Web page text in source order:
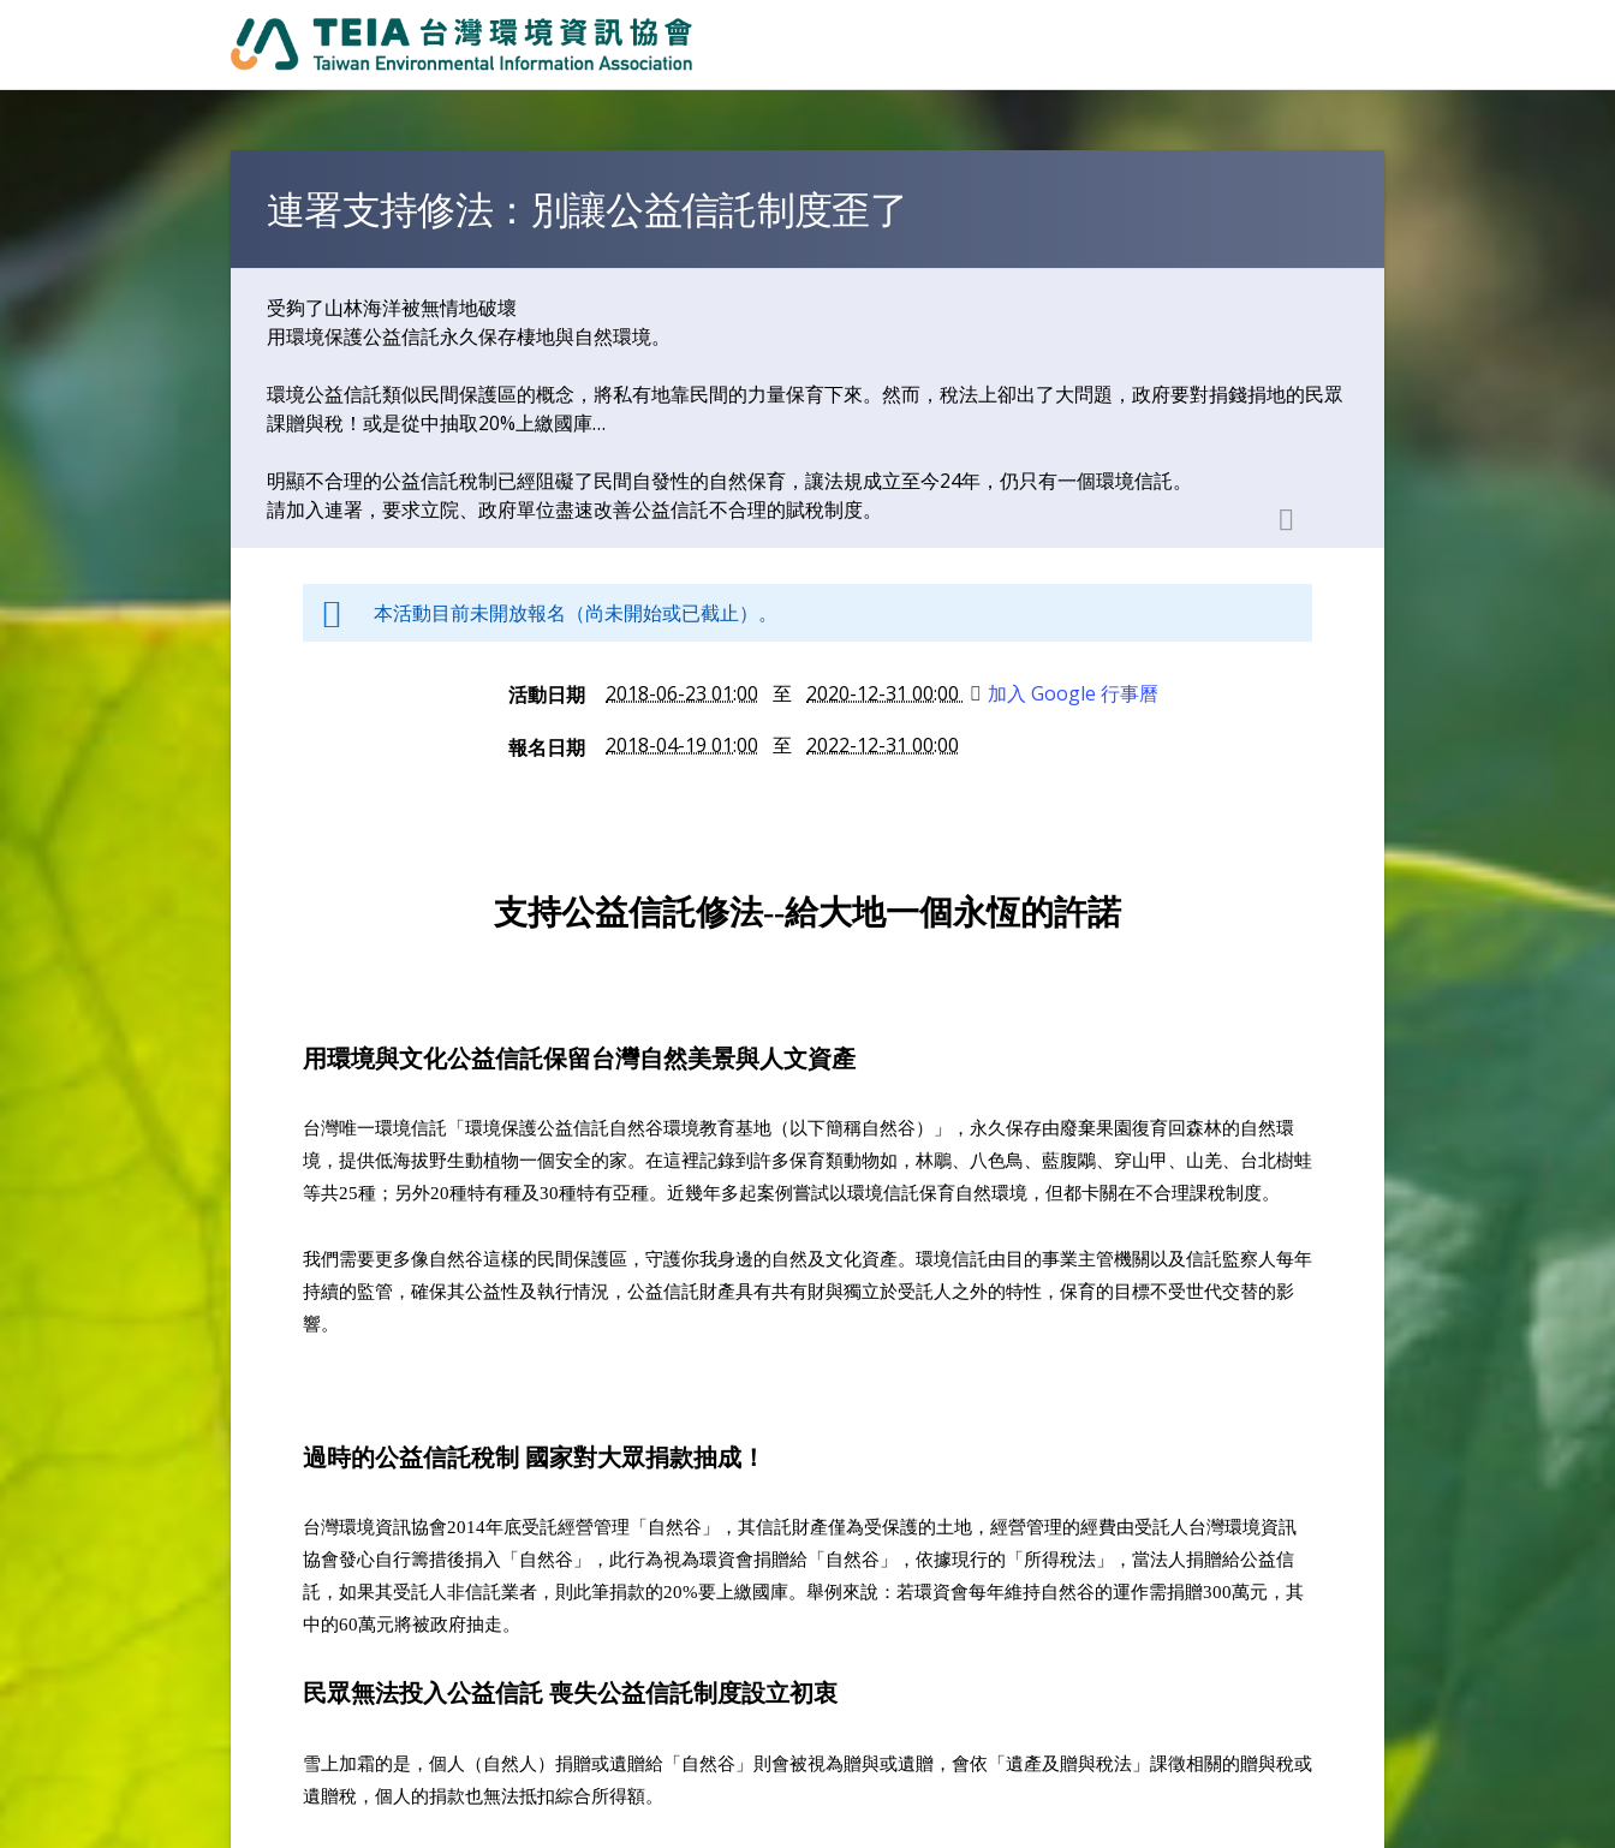
您在這裡
連署支持修法：別讓公益信託制度歪了
受夠了山林海洋被無情地破壞
用環境保護公益信託永久保存棲地與自然環境。
環境公益信託類似民間保護區的概念，將私有地靠民間的力量保育下來。然而，稅法上卻出了大問題，政府要對捐錢捐地的民眾
課贈與稅！或是從中抽取20%上繳國庫…
明顯不合理的公益信託稅制已經阻礙了民間自發性的自然保育，讓法規成立至今24年，仍只有一個環境信託。
請加入連署，要求立院、政府單位盡速改善公益信託不合理的賦稅制度。
本活動目前未開放報名（尚未開始或已截止）。
活動日期 2018-06-23 01:00 至 2020-12-31 00:00 加入 Google 行事曆
報名日期 2018-04-19 01:00 至 2022-12-31 00:00
支持公益信託修法--給大地一個永恆的許諾
用環境與文化公益信託保留台灣自然美景與人文資產
台灣唯一環境信託「環境保護公益信託自然谷環境教育基地（以下簡稱自然谷）」，永久保存由廢棄果園復育回森林的自然環
境，提供低海拔野生動植物一個安全的家。在這裡記錄到許多保育類動物如，林鵰、八色鳥、藍腹鷴、穿山甲、山羌、台北樹蛙
等共25種；另外20種特有種及30種特有亞種。近幾年多起案例嘗試以環境信託保育自然環境，但都卡關在不合理課稅制度。
我們需要更多像自然谷這樣的民間保護區，守護你我身邊的自然及文化資產。環境信託由目的事業主管機關以及信託監察人每年
持續的監管，確保其公益性及執行情況，公益信託財產具有共有財與獨立於受託人之外的特性，保育的目標不受世代交替的影
響。
過時的公益信託稅制 國家對大眾捐款抽成！
台灣環境資訊協會2014年底受託經營管理「自然谷」，其信託財產僅為受保護的土地，經營管理的經費由受託人台灣環境資訊
協會發心自行籌措後捐入「自然谷」，此行為視為環資會捐贈給「自然谷」，依據現行的「所得稅法」，當法人捐贈給公益信
託，如果其受託人非信託業者，則此筆捐款的20%要上繳國庫。舉例來說：若環資會每年維持自然谷的運作需捐贈300萬元，其
中的60萬元將被政府抽走。
民眾無法投入公益信託 喪失公益信託制度設立初衷
雪上加霜的是，個人（自然人）捐贈或遺贈給「自然谷」則會被視為贈與或遺贈，會依「遺產及贈與稅法」課徵相關的贈與稅或
遺贈稅，個人的捐款也無法抵扣綜合所得額。